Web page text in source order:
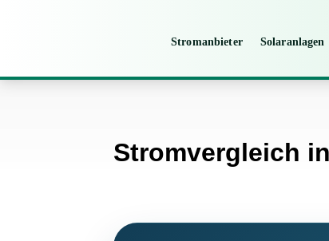
Stromanbieter Solaranlagen
Stromvergleich